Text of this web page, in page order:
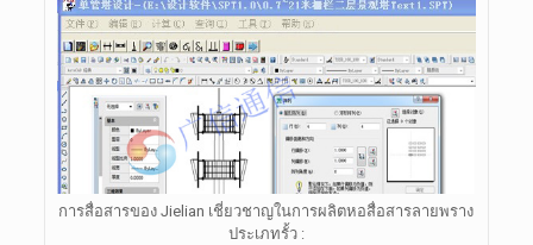
การสื่อสารของ Jielian เชี่ยวชาญในการผลิตหอสื่อสารลายพราง
ประเภทรั้ว :